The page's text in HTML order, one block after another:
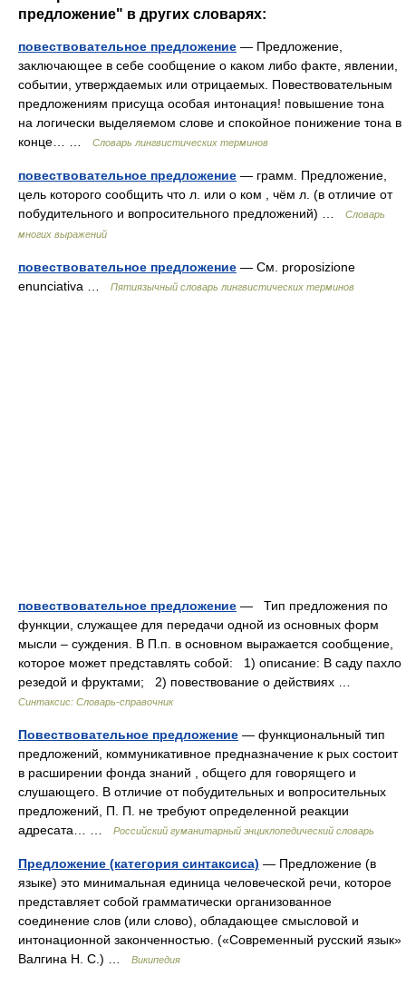
предложение" в других словарях:
повествовательное предложение — Предложение,
заключающее в себе сообщение о каком либо факте, явлении,
событии, утверждаемых или отрицаемых. Повествовательным
предложениям присуща особая интонация! повышение тона
на логически выделяемом слове и спокойное понижение тона в
конце… …
Словарь лингвистических терминов
повествовательное предложение — грамм. Предложение,
цель которого сообщить что л. или о ком , чём л. (в отличие от
побудительного и вопросительного предложений) …
Словарь
многих выражений
повествовательное предложение — См. proposizione
enunciativa …
Пятиязычный словарь лингвистических терминов
повествовательное предложение — Тип предложения по
функции, служащее для передачи одной из основных форм
мысли – суждения. В П.п. в основном выражается сообщение,
которое может представлять собой: 1) описание: В саду пахло
резедой и фруктами; 2) повествование о действиях …
Синтаксис: Словарь-справочник
Повествовательное предложение — функциональный тип
предложений, коммуникативное предназначение к рых состоит
в расширении фонда знаний , общего для говорящего и
слушающего. В отличие от побудительных и вопросительных
предложений, П. П. не требуют определенной реакции
адресата… …
Российский гуманитарный энциклопедический словарь
Предложение (категория синтаксиса) — Предложение (в
языке) это минимальная единица человеческой речи, которое
представляет собой грамматически организованное
соединение слов (или слово), обладающее смысловой и
интонационной законченностью. («Современный русский язык»
Валгина Н. С.) …
Википедия